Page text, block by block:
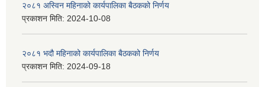
२०८१ अस्विन महिनाको कार्यपालिका बैठकको निर्णय
प्रकाशन मिति: 2024-10-08
२०८१ भदौ महिनाको कार्यपालिका बैठकको निर्णय
प्रकाशन मिति: 2024-09-18